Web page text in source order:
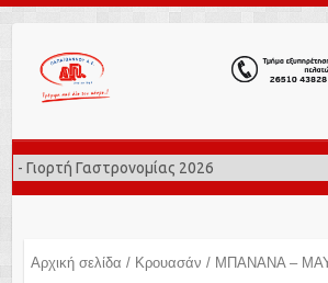
Αρχική σελίδα / Κρουασάν / ΜΠΑΝΑΝΑ –